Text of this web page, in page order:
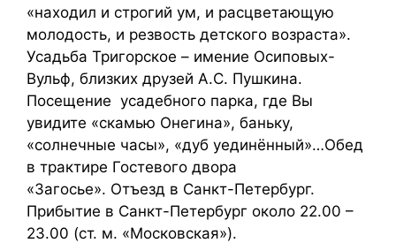
«находил и строгий ум, и расцветающую
молодость, и резвость детского возраста».
Усадьба Тригорское – имение Осиповых-
Вульф, близких друзей А.С. Пушкина.
Посещение усадебного парка, где Вы
увидите «скамью Онегина», баньку,
«солнечные часы», «дуб уединённый»…Обед
в трактире Гостевого двора
«Загосье». Отъезд в Санкт-Петербург.
Прибытие в Санкт-Петербург около 22.00 –
23.00 (ст. м. «Московская»).